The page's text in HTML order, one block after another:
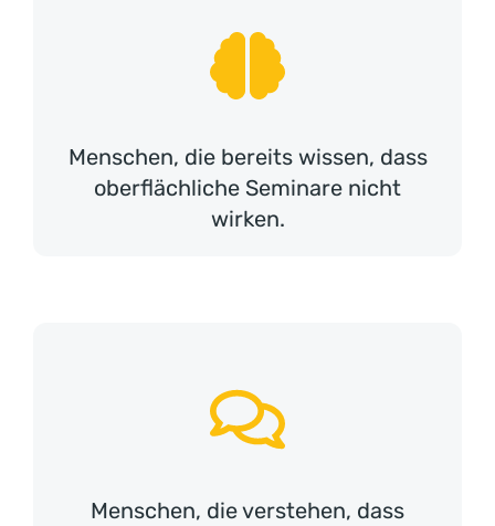
Menschen, die bereits wissen, dass
oberflächliche Seminare nicht
wirken.
Menschen, die verstehen, dass